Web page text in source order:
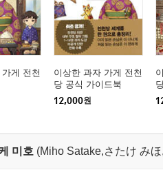
게 전천
이상한 과자 가게 전천
당 공식 가이드북
12,000원
미호 (Miho Satake,さたけ み